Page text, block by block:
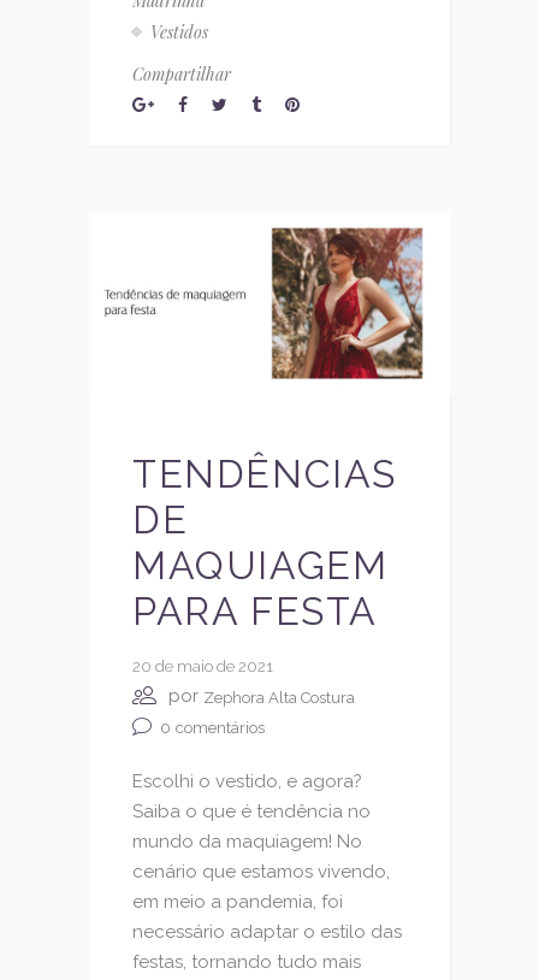
Vestidos
Compartilhar
TENDÊNCIAS
DE
MAQUIAGEM
PARA FESTA
20 de maio de 2021
por Zephora Alta Costura
0 comentários
Escolhi o vestido, e agora?
Saiba o que é tendência no
mundo da maquiagem! No
cenário que estamos vivendo,
em meio a pandemia, foi
necessário adaptar o estilo das
festas, tornando tudo mais